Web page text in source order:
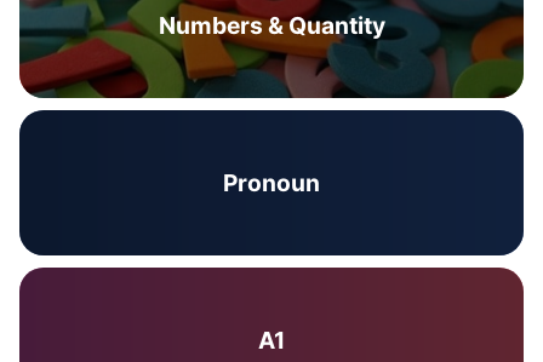
Numbers & Quantity
Pronoun
A1